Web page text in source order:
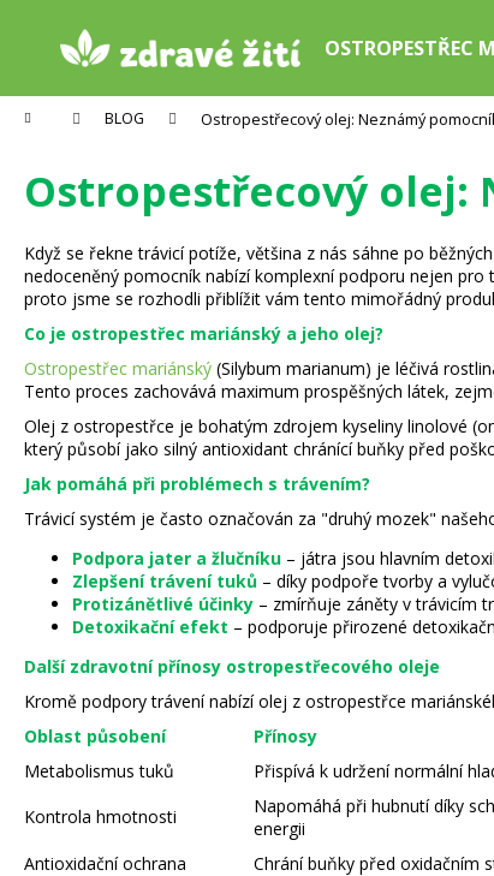
OSTROPESTŘEC
Domů BLOG Ostropestřecový olej: Neznámý
Ostropestřecový olej:
Když se řekne trávicí potíže, většina z nás sáhne po
nedoceněný pomocník nabízí komplexní podporu nejen
proto jsme se rozhodli přiblížit vám tento mimořádný
Co je ostropestřec mariánský a jeho olej?
Ostropestřec mariánský (Silybum marianum) je léčivá
Tento proces zachovává maximum prospěšných látek,
Olej z ostropestřce je bohatým zdrojem kyseliny linolové
který působí jako silný antioxidant chránící buňky před
Jak pomáhá při problémech s trávením?
Trávicí systém je často označován za "druhý mozek"
Podpora jater a žlučníku – játra jsou hlavním
Zlepšení trávení tuků – díky podpoře tvorby a
Protizánětlivé účinky – zmírňuje záněty v trávicím
Detoxikační efekt – podporuje přirozené
Další zdravotní přínosy ostropestřecového oleje
Kromě podpory trávení nabízí olej z ostropestřce
Oblast působení
Přínosy
Metabolismus tuků
Přispívá k udržení normální
Kontrola hmotnosti
Napomáhá při hubnutí díky
energii
Antioxidační ochrana
Chrání buňky před oxidačním
í
Zpět
do
obchodu
Zpět
do
obchodu